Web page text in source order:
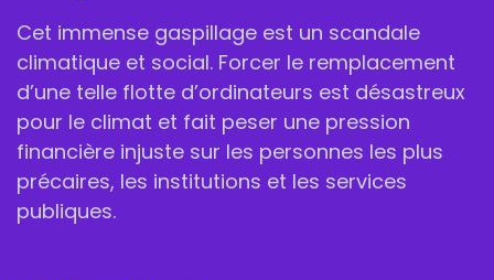
Cet immense gaspillage est un scandale
climatique et social. Forcer le remplacement
d’une telle flotte d’ordinateurs est désastreux
pour le climat et fait peser une pression
financière injuste sur les personnes les plus
précaires, les institutions et les services
publiques.